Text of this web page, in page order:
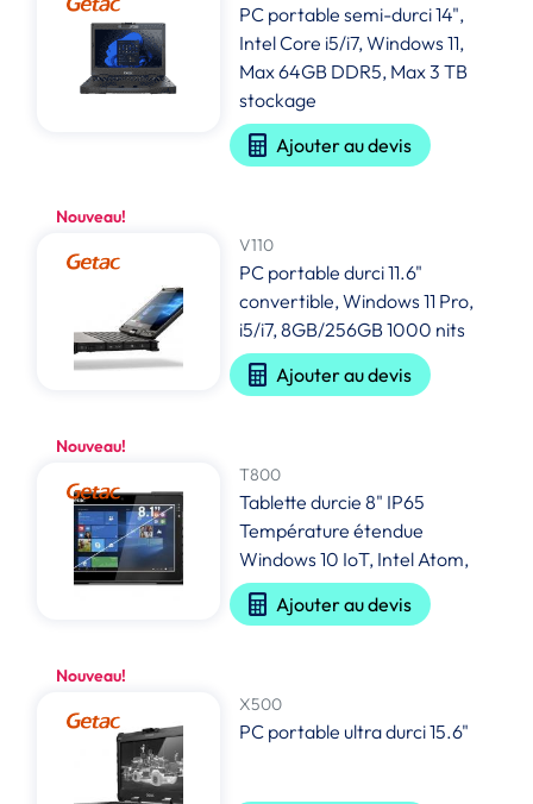
PC portable semi-durci 14",
Intel Core i5/i7, Windows 11,
Max 64GB DDR5, Max 3 TB
stockage
Ajouter au devis
Nouveau!
V110
PC portable durci 11.6"
convertible, Windows 11 Pro,
i5/i7, 8GB/256GB 1000 nits
Ajouter au devis
Nouveau!
T800
Tablette durcie 8" IP65
Température étendue
Windows 10 IoT, Intel Atom,
Ajouter au devis
Nouveau!
X500
PC portable ultra durci 15.6"